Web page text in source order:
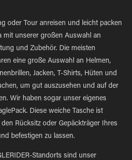
oder Tour anreisen und leicht packen
mit unserer großen Auswahl an
und Zubehör. Die meisten
eine große Auswahl an Helmen,
Jacken, T-Shirts, Hüten und
um gut auszusehen und auf der
Wir haben sogar unser eigenes
Diese weiche Tasche ist
Rücksitz oder Gepäckträger Ihres
befestigen zu lassen.
Standorts sind unser